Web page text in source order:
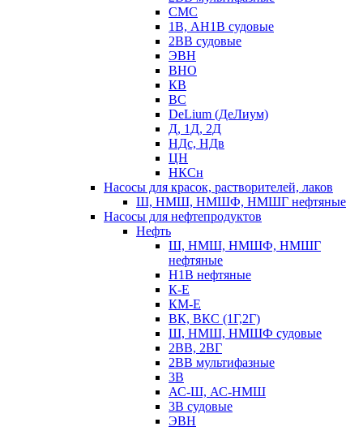
СМС
1В, АН1В судовые
2ВВ судовые
ЭВН
ВНО
КВ
ВС
DeLium (ДеЛиум)
Д, 1Д, 2Д
НДс, НДв
ЦН
НКСн
Насосы для красок, растворителей, лаков
Ш, НМШ, НМШФ, НМШГ нефтяные
Насосы для нефтепродуктов
Нефть
Ш, НМШ, НМШФ, НМШГ
нефтяные
Н1В нефтяные
К-Е
КМ-Е
ВК, ВКС (1Г,2Г)
Ш, НМШ, НМШФ судовые
2ВВ, 2ВГ
2ВВ мультифазные
3В
АС-Ш, АС-НМШ
3В судовые
ЭВН